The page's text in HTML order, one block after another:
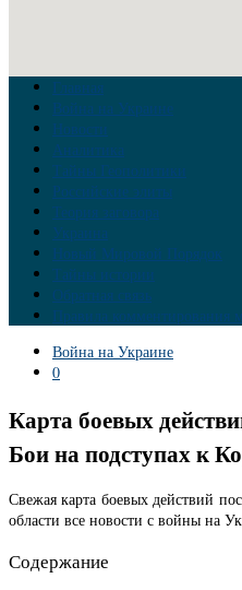
Главная
Война на Украине
Новости
Аналитика
Тайны Геополитики
Российские элиты
Теория заговора
Украина
Новый Мировой Порядок
Тайны истории
Обратная связь
Правила комментирования
Война на Украине
0
Карта боевых
Бои на подступах к
Свежая карта боевых действий
области все новости с войны на
Содержание